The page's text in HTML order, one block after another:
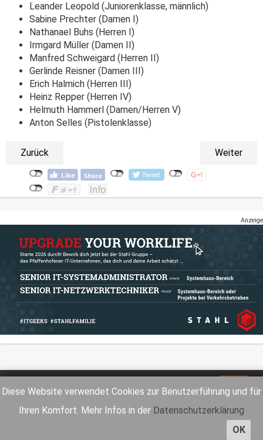
Diese Website verwendet Cookies zur Benutzerführung und für
Ihren Komfort. Mehr Infos in der Datenschutzerklärung
OK
Leander Leopold (Juniorenklasse, männlich)
Sabine Prechter (Damen I)
Nathanael Buhs (Herren I)
Irmgard Müller (Damen II)
Manfred Schweigard (Herren II)
Gerlinde Reisner (Damen III)
Erich Halmich (Herren III)
Heinz Repper (Herren IV)
Helmuth Hammerl (Damen/Herren V)
Anton Selles (Pistolenklasse)
Zurück Weiter
Anzeige